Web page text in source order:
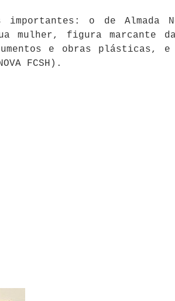
o de Almada
figura marcante
e obras plásticas, e
FCSH).